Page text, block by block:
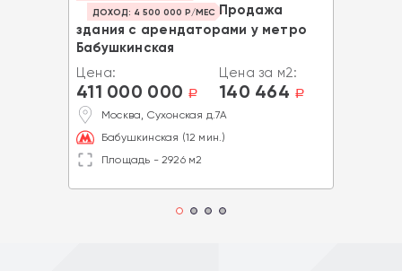
ДОХОД: 4 500 000 Р/МЕС Продажа
здания с арендаторами у метро
Бабушкинская
Цена:
411 000 000 a
Цена за м2:
140 464 a
Москва, Сухонская д.7А
Бабушкинская (12 мин.)
Площадь - 2926 м2